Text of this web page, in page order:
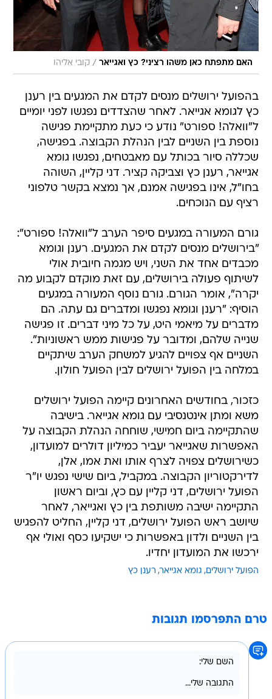
האם מתפתח כאן משהו רציני? כץ ואגייאר / קובי אליהו
בהפועל ירושלים מנסים לקדם את המגעים בין רענן
כץ לגומא אגייאר. לאחר שהצדדים נפגשו לפני יומיים
ל"וואלה! ספורט" נודע כי כעת מתקיימת פגישה
נוספת בין השניים לבין הנהלת הקבוצה. בפגישה,
שכללה סיור בכותל עם מאבטחים, נפגשו גומא
אגייאר, רענן כץ וצביקה קציר. דני קליין, השוהה
בחו"ל, אינו בפגישה אמנם, אך נמצא בקשר טלפוני
רציף עם הנוכחים.
גורם המעורה במגעים סיפר הערב ל"וואלה! ספורט":
"בירושלים מנסים לקדם את המגעים. רענן וגומא
מכבדים אחד את השני, ויש מגמה חיובית אולי
לשיתוף פעולה בירושלים, עם זאת מוקדם לקבוע מה
יקרה", אומר הגורם. גורם נוסף המעורה במגעים
הוסיף: "רענן וגומא נפגשו ומדברים גם עתה. הם
מדברים על מיאמי היט, על כל מיני דברים. זו פגישה
שנייה שלהם, ומדובר על פגישות ממש ראשוניות".
השניים אף צפויים להגיע למשחק הערב שיתקיים
במלחה בין הפועל ירושלים לבין הפועל חולון.
כזכור, בחודשים האחרונים קיימה הפועל ירושלים
משא ומתן אינטנסיבי עם גומא אגייאר. בישיבה
שהתקיימה ביום חמישי, שוחחה הנהלת הקבוצה על
האפשרות שאגייאר יעביר כמיליון דולרים למועדון,
כשירושלים צפויה לצרף אותו ואת אמו, אלן,
לדירקטוריון הקבוצה. במקביל, ביום שישי נפגש יו"ר
הפועל ירושלים, דני קליין עם כץ, וביום ראשון
התקיימה ישיבה משותפת בין כץ ואגייאר, לאחר
שיושב ראש הפועל ירושלים, דני קליין, החליט להפגיש
בין השניים ולדון באפשרות כי ישקיעו כסף ואולי אף
ירכשו את המועדון יחדיו.
הפועל ירושלים גומא אגייאר רענן כץ
טרם התפרסמו תגובות